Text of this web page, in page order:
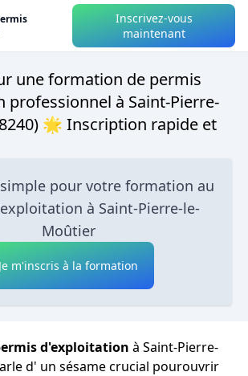
Inscrivez-vous
maintenant
une formation de permis
professionnel à Saint-Pierre-
🌟 Inscription rapide et
pour votre formation au
à Saint-Pierre-le-
Moûtier
Je m'inscris à la formation
d'exploitation à Saint-Pierre-
d' un sésame crucial pourouvrir